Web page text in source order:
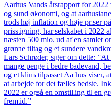
Aarhus Vands årsrapport for 2022
og sund økonomi, og at
trods høj inflation og høje priser
prisstigning, har selskabet i 2022
næsten 500 mio. ud af en samlet
grønne tiltag og et sundere
Lars Schrøder, siger om dette:
mange penge i bedre badevand,
og et klimatilpasset Aarhus viser,
at arbejde for det fælles bedste.
2022 er også en omstilling til en
fremtid.”